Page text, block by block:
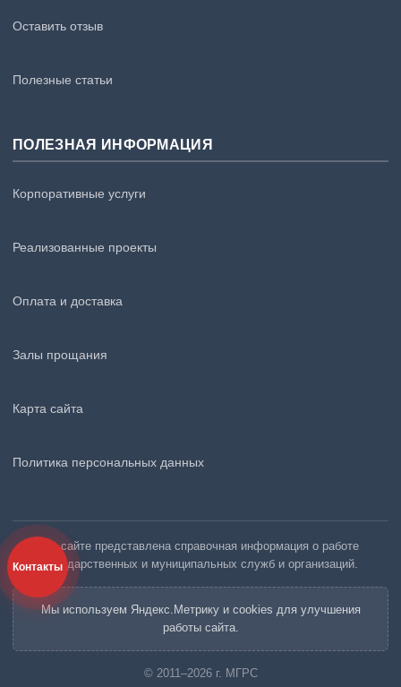
Оставить отзыв
Полезные статьи
ПОЛЕЗНАЯ ИНФОРМАЦИЯ
Корпоративные услуги
Реализованные проекты
Оплата и доставка
Залы прощания
Карта сайта
Политика персональных данных
На сайте представлена справочная информация о работе
государственных и муниципальных служб и организаций.
Мы используем Яндекс.Метрику и cookies для улучшения
работы сайта.
© 2011–2026 г. МГРС
Контакты